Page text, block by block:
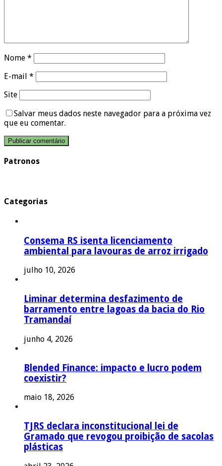
Nome *
E-mail *
Site
Salvar meus dados neste navegador para a próxima vez
que eu comentar.
Patronos
Categorias
Consema RS isenta licenciamento
ambiental para lavouras de arroz irrigado
julho 10, 2026
Liminar determina desfazimento de
barramento entre lagoas da bacia do Rio
Tramandaí
junho 4, 2026
Blended Finance: impacto e lucro podem
coexistir?
maio 18, 2026
TJRS declara inconstitucional lei de
Gramado que revogou proibição de sacolas
plásticas